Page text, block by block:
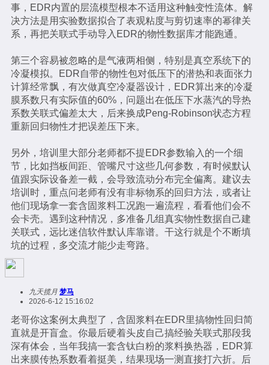
事，EDR内置的层流模型根本不适用这种触变性流体。解
决方法是用实验数据拟合了表观粘度与剪切速率的幂律关
系，再把关联式手动导入EDR的物性数据库才能跑通。
第三个容易被忽略的是气液两相侧，特别是真空系统下的
冷凝模拟。EDR自带的物性包对低压下的潜热和表面张力
计算经常飘，有次做真空冷凝器设计，EDR算出来的冷凝
膜系数只有实际值的60%，问题出在低压下水蒸汽的导热
系数关联式偏差太大，后来换成Peng-Robinson状态方程
重新回归物性才把误差压下来。
另外，培训里大部分老师都不提EDR参数输入的一个细
节，比如挡板间距、管嘴尺寸这些几何参数，有时候默认
值跟实际设备差一截，会导致流动分布完全偏离。建议去
培训时，重点问老师有没有非标物系的回归方法，或者让
他们现场拿一套含固浆料工况跑一遍流程，看看他们会不
会卡壳。遇到这种情况，多准备几组真实物性数据自己建
关联式，远比迷信软件默认库靠谱。干这行就是个不断填
坑的过程，多交流才能少走弯路。
九天揽月 梦马
2026-6-12 15:16:02
老哥你这案例太典型了，含固浆料在EDR里搞物性回归简
直就是开盲盒。你最后硬着头皮自己搞经验关联式那段我
深有体会，当年我搞一套含钛白粉的浆料换热器，EDR算
出来膜传热系数看着挺美，结果现场一测直接打六折。后